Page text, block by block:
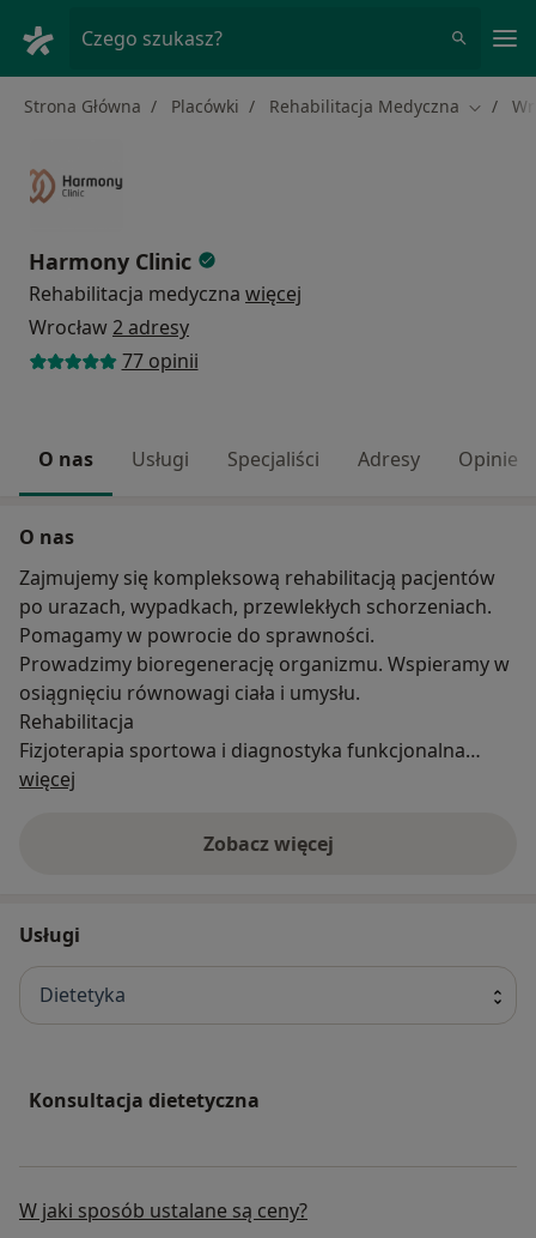
Czego szukasz?
Strona Główna Placówki Rehabilitacja Medyczna Zmień
Harmony Clinic
Rehabilitacja medyczna więcej
Wrocław2 adresy
77 opinii
O nas Usługi Specjaliści Adresy Opinie
O nas
Zajmujemy się kompleksową rehabilitacją pacjentów
po urazach, wypadkach, przewlekłych schorzeniach.
Pomagamy w powrocie do sprawności.
Prowadzimy bioregenerację organizmu. Wspieramy w
osiągnięciu równowagi ciała i umysłu.
Rehabilitacja
Fizjoterapia sportowa i diagnostyka funkcjonalna
Fizjoestetyka
więcej
Zobacz więcej
Usługi
Dietetyka
Konsultacja dietetyczna
W jaki sposób ustalane są ceny?